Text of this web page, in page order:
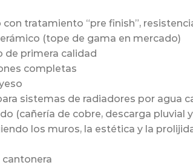
tratamiento “pre finish”,
(tope de gama en mercado)
de primera calidad
completas
sistemas de radiadores por agua
(cañería de cobre, descarga
los muros, la estética y la
cantonera